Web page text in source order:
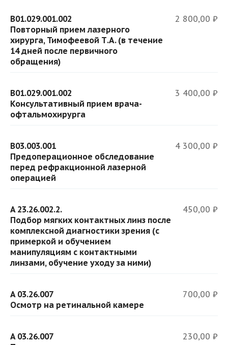
B01.029.001.002
Повторный прием лазерного
хирурга, Тимофеевой Т.А. (в течение
14 дней после первичного
обращения)
2 800,00 ₽
B01.029.001.002
Консультативный прием врача-
офтальмохирурга
3 400,00 ₽
B03.003.001
Предоперационное обследование
перед рефракционной лазерной
операцией
4 300,00 ₽
A 23.26.002.2.
Подбор мягких контактных линз после
комплексной диагностики зрения (с
примеркой и обучением
манипуляциям с контактными
линзами, обучение уходу за ними)
450,00 ₽
A 03.26.007
Осмотр на ретинальной камере
700,00 ₽
A 03.26.007
230,00 ₽